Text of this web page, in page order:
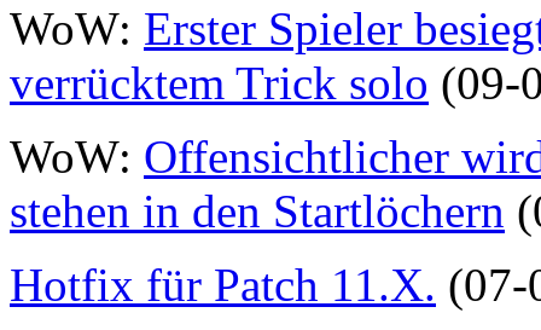
WoW: Erster Spieler
verrücktem Trick solo (09-
WoW: Offensichtlicher
stehen in den Startlöchern
Hotfix für Patch 11.X. (07-